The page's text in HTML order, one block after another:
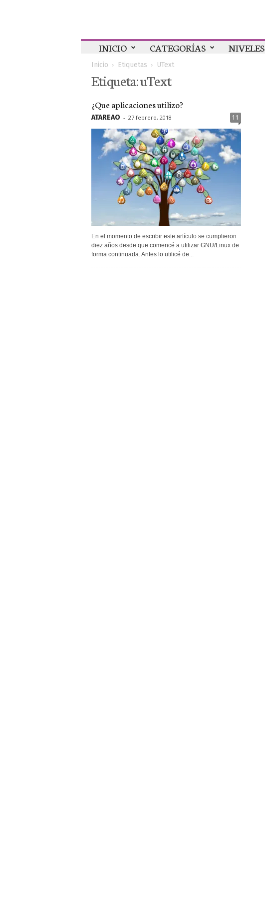
Colaboratorio
INICIO CATEGORÍAS NIVELES
Inicio Etiquetas UText
Etiqueta: uText
¿Que aplicaciones utilizo?
ATAREAO - 27 febrero, 2018 11
En el momento de escribir este artículo se cumplieron
diez años desde que comencé a utilizar GNU/Linux de
forma continuada. Antes lo utilicé de...